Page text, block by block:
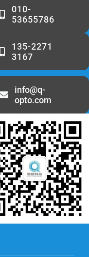
010-
53655786
135-2271
3167
info@q-
opto.com